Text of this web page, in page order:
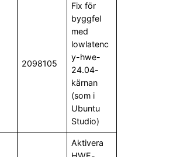
2098105
Fix för
byggfel
med
lowlatenc
y-hwe-
24.04-
kärnan
(som i
Ubuntu
Studio)
Aktivera